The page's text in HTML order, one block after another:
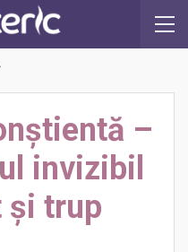
–
invizibil
și trup